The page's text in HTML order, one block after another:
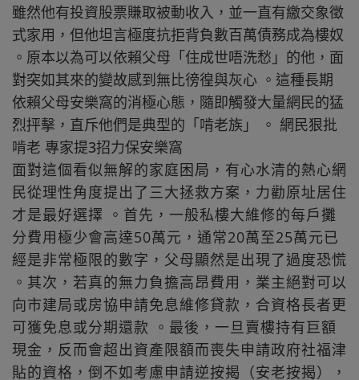
雖然他有投資股票賺取被動收入，並一直有繳交象徵
式家用，但他坦言極度抗拒背負數百萬債務成為樓奴
。原本以為可以依賴父母「住成世唔洗愁」的他，面
對突如其來的變故感到無比徬徨與灰心 。這種長期
依賴父母安樂窩的消極心態，隨即觸發大量網民的猛
烈抨擊，直斥他們是典型的「啃老族」 。 網民狠批
啃老 專家提3招力保安樂窩
面對這個看似無解的家庭困局，有心水清的熱心網
民從理性角度提出了三大拯救方案，力勸原址居住
才是最好選擇 。首先，一般私樓大維修的每戶攤
分費用極少會高達50萬元，通常20萬至25萬元已
經是非常極限的數字，父母顯然是出現了過度恐慌
。其次，若真的無力負擔高昂費用，業主絕對可以
向市建局或房協申請免息維修貸款，合資格長者更
可獲免息或分期還款 。最後，一旦賣樓持有巨額
現金，反而會超出資產限額而喪失申請政府社福津
貼的資格，倒不如考慮申請逆按揭（安老按揭），